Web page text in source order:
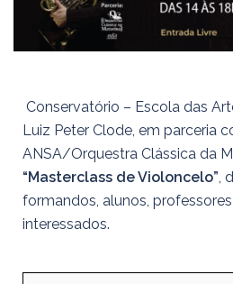
Conservatório – Escola das
Luiz Peter Clode, em parceria
ANSA/Orquestra Clássica da
“Masterclass de Violoncelo”,
formandos, alunos,
interessados.